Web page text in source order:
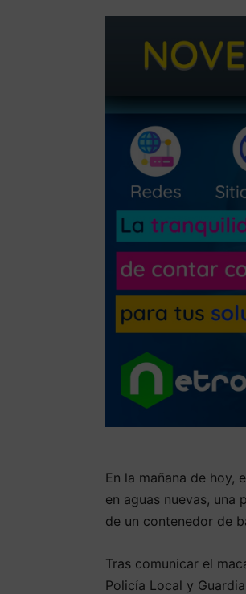
En la mañana de hoy,
en aguas nuevas, una
de un contenedor de
Tras comunicar el
Policía Local y